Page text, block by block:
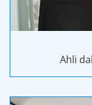
Ahli